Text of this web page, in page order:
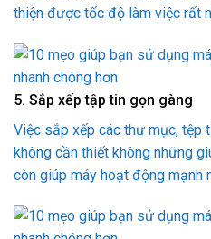
thiện được tốc độ làm việc rất
5. Sắp xếp tập tin gọn gàng
Việc sắp xếp các thư mục, tệp
không cần thiết không những
còn giúp máy hoạt động mạnh